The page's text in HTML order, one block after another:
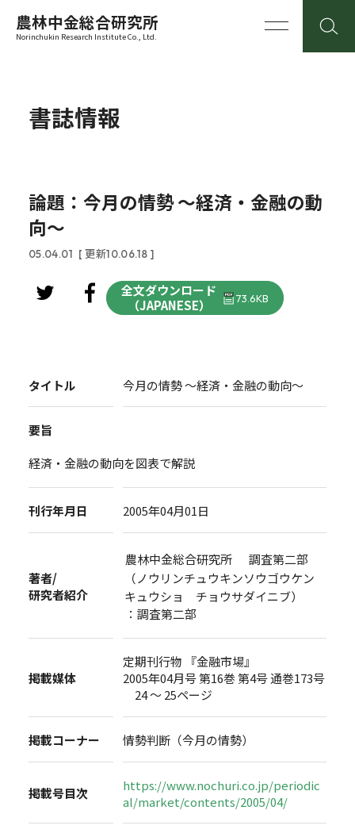
農林中金総合研究所
Norinchukin Research Institute Co., Ltd.
書誌情報
論題：今月の情勢 ～経済・金融の動
向～
05.04.01 [ 更新10.06.18 ]
全文ダウンロード
（JAPANESE）
73.6KB
タイトル 今月の情勢 ～経済・金融の動向～
要旨
経済・金融の動向を図表で解説
刊行年月日 2005年04月01日
著者/
研究者紹介
農林中金総合研究所 調査第二部
（ノウリンチュウキンソウゴウケン
キュウショ チョウサダイニブ）
：調査第二部
掲載媒体
定期刊行物 『金融市場』
2005年04月号 第16巻 第4号 通巻173号
24 ～ 25ページ
掲載コーナー 情勢判断（今月の情勢）
掲載号目次
https://www.nochuri.co.jp/periodic
al/market/contents/2005/04/